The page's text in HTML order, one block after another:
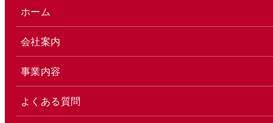
ホーム
会社案内
事業内容
よくある質問